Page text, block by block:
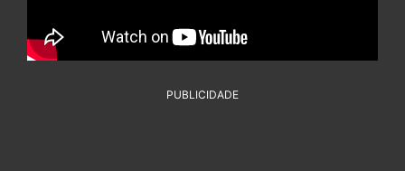
PUBLICIDADE